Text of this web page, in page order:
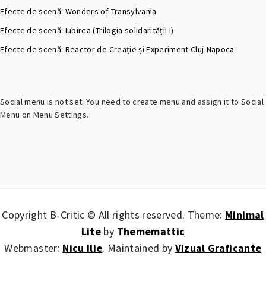
Efecte de scenă: Wonders of Transylvania
Efecte de scenă: Iubirea (Trilogia solidarității I)
Efecte de scenă: Reactor de Creație și Experiment Cluj-Napoca
Social menu is not set. You need to create menu and assign it to Social
Menu on Menu Settings.
Copyright B-Critic © All rights reserved. Theme: Minimal
Lite by Thememattic
Webmaster: Nicu Ilie. Maintained by Vizual Graficante